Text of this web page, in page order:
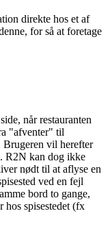
direkte hos et af
for så at foretage
når restauranten
"afventer" til
Brugeren vil herefter
R2N kan dog ikke
nødt til at aflyse en
ved en fejl
bord to gange,
spisestedet (fx